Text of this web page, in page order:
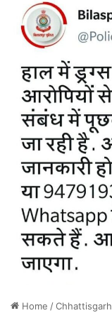
Home /Chhattisgarh